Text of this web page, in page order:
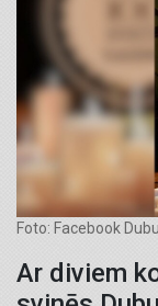
Foto: Facebook
Ar diviem